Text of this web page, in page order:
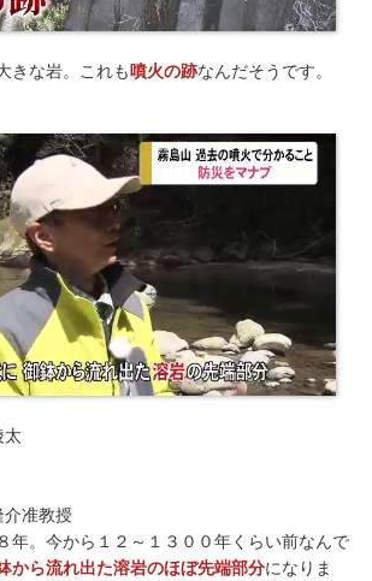
きな岩。これも噴火の跡なんだそうです。
准教授
年。今から１２～１３００年くらい前なんで
から流れ出た溶岩のほぼ先端部分になりま